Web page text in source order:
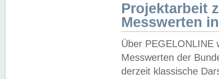
Projektarbeit
Messwerten
Über PEGELONLINE
Messwerten der
derzeit klassische